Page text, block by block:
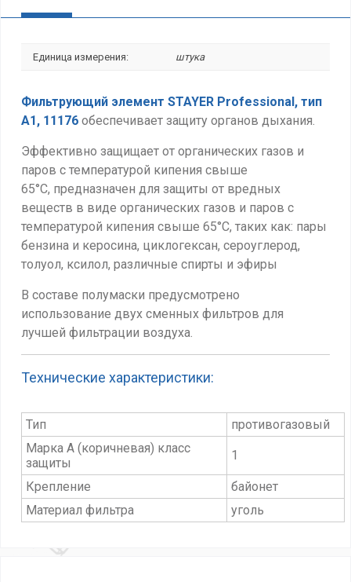
Единица измерения: штука
Фильтрующий элемент STAYER Professional, тип
А1, 11176 обеспечивает защиту органов дыхания.
Эффективно защищает от органических газов и
паров с температурой кипения свыше
65°С, предназначен для защиты от вредных
веществ в виде органических газов и паров с
температурой кипения свыше 65°С, таких как: пары
бензина и керосина, циклогексан, сероуглерод,
толуол, ксилол, различные спирты и эфиры
В составе полумаски предусмотрено
использование двух сменных фильтров для
лучшей фильтрации воздуха.
Технические характеристики:
Тип
противогазовый
Марка А (коричневая) класс
защиты
1
Крепление
байонет
Материал фильтра
уголь